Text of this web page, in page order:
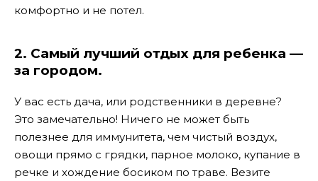
комфортно и не потел.
2. Самый лучший отдых для ребенка —
за городом.
У вас есть дача, или родственники в деревне?
Это замечательно! Ничего не может быть
полезнее для иммунитета, чем чистый воздух,
овощи прямо с грядки, парное молоко, купание в
речке и хождение босиком по траве. Везите